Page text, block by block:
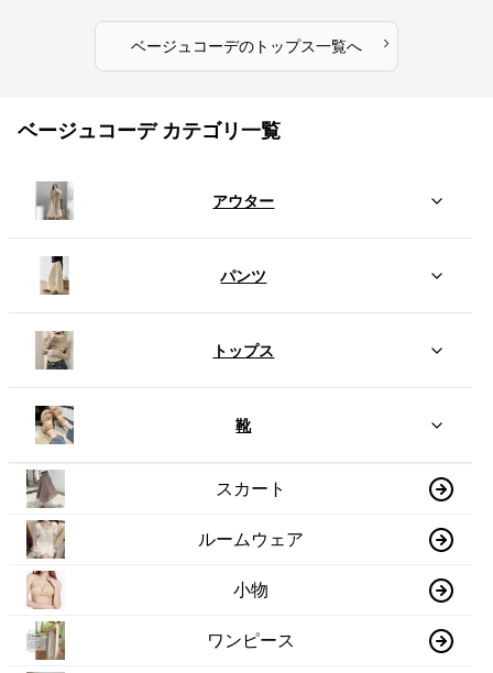
ベージュコーデのトップス一覧へ ›
ベージュコーデ カテゴリ一覧
アウター
パンツ
トップス
靴
スカート
ルームウェア
小物
ワンピース